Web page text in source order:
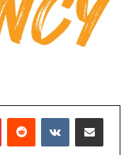
PinterestReddit VKontakteE-Posta ile paylaş